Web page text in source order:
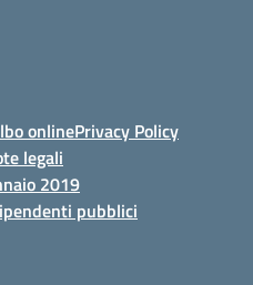
onlinePrivacy Policy
legali
2019
pubblici